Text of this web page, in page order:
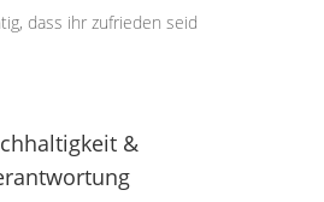
dass ihr zufrieden seid
&